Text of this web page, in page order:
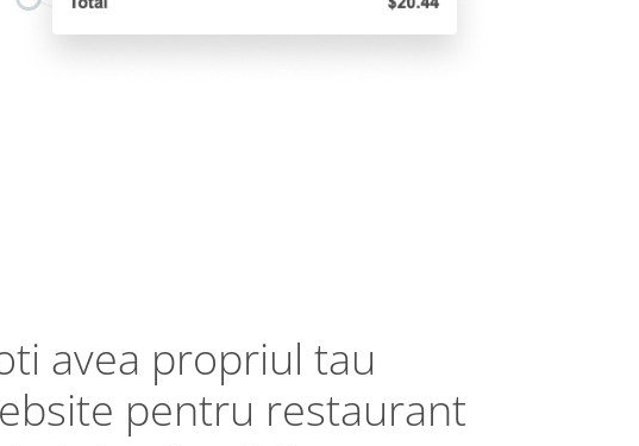
avea propriul tau
pentru restaurant